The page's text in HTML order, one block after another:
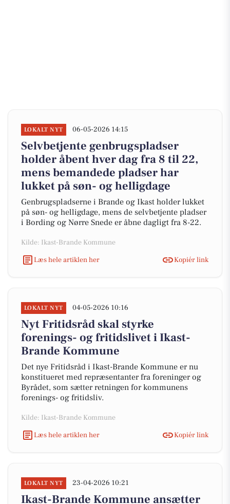
LOKALT NYT 06-05-2026 14:15
Selvbetjente genbrugspladser
holder åbent hver dag fra 8 til 22,
mens bemandede pladser har
lukket på søn- og helligdage
Genbrugspladserne i Brande og Ikast holder lukket
på søn- og helligdage, mens de selvbetjente pladser
i Bording og Nørre Snede er åbne dagligt fra 8-22.
Kilde: Ikast-Brande Kommune
Læs hele artiklen her
Kopiér link
LOKALT NYT 04-05-2026 10:16
Nyt Fritidsråd skal styrke
forenings- og fritidslivet i Ikast-
Brande Kommune
Det nye Fritidsråd i Ikast-Brande Kommune er nu
konstitueret med repræsentanter fra foreninger og
Byrådet, som sætter retningen for kommunens
forenings- og fritidsliv.
Kilde: Ikast-Brande Kommune
Læs hele artiklen her
Kopiér link
LOKALT NYT 23-04-2026 10:21
Ikast-Brande Kommune ansætter